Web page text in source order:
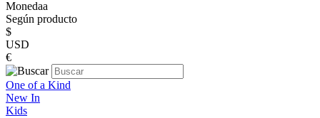
Monedaa
Según producto
$
USD
€
One of a Kind
New In
Kids